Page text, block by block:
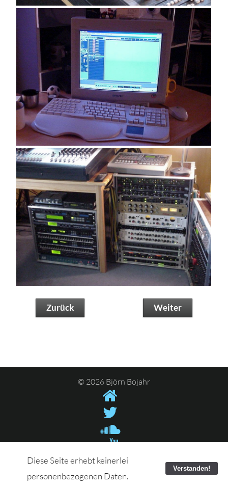
Zurück Weiter
© 2026 Björn Bojahr
Kontakt / E-Mail
Diese Seite erhebt keinerlei
personenbezogenen Daten.
Verstanden!